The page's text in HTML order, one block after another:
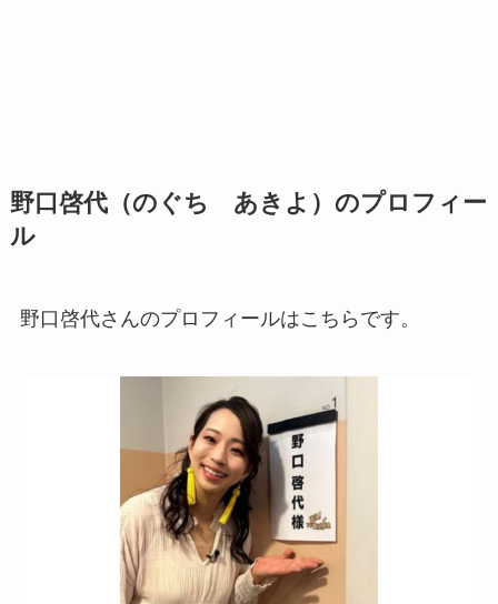
野口啓代（のぐち あきよ）のプロフィー
ル
野口啓代さんのプロフィールはこちらです。